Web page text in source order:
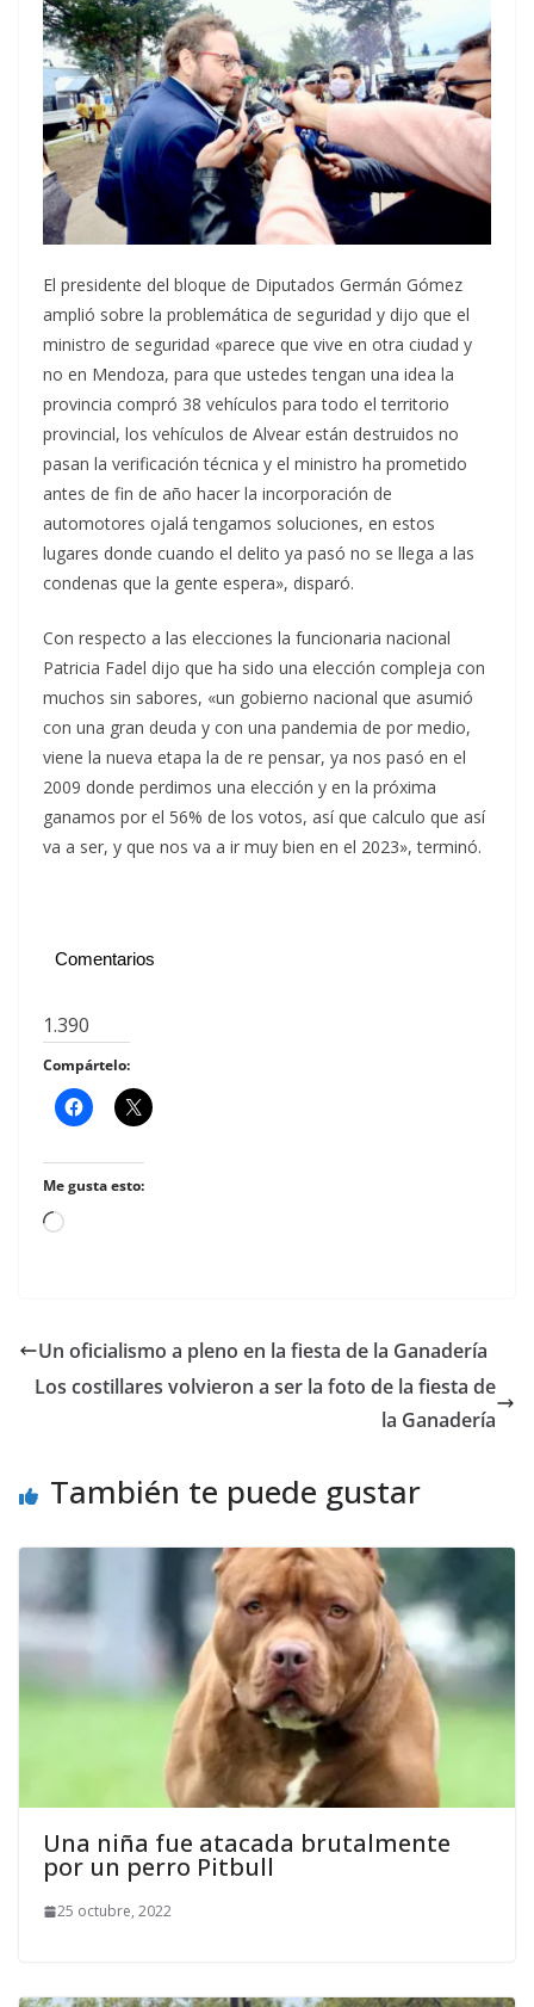
El presidente del bloque de Diputados Germán Gómez
amplió sobre la problemática de seguridad y dijo que el
ministro de seguridad «parece que vive en otra ciudad y
no en Mendoza, para que ustedes tengan una idea la
provincia compró 38 vehículos para todo el territorio
provincial, los vehículos de Alvear están destruidos no
pasan la verificación técnica y el ministro ha prometido
antes de fin de año hacer la incorporación de
automotores ojalá tengamos soluciones, en estos
lugares donde cuando el delito ya pasó no se llega a las
condenas que la gente espera», disparó.
Con respecto a las elecciones la funcionaria nacional
Patricia Fadel dijo que ha sido una elección compleja con
muchos sin sabores, «un gobierno nacional que asumió
con una gran deuda y con una pandemia de por medio,
viene la nueva etapa la de re pensar, ya nos pasó en el
2009 donde perdimos una elección y en la próxima
ganamos por el 56% de los votos, así que calculo que así
va a ser, y que nos va a ir muy bien en el 2023», terminó.
Comentarios
1.390
Compártelo:
Me gusta esto:
Cargando...
Un oficialismo a pleno en la fiesta de la Ganadería
Los costillares volvieron a ser la foto de la fiesta de
la Ganadería
También te puede gustar
Una niña fue atacada brutalmente
por un perro Pitbull
25 octubre, 2022